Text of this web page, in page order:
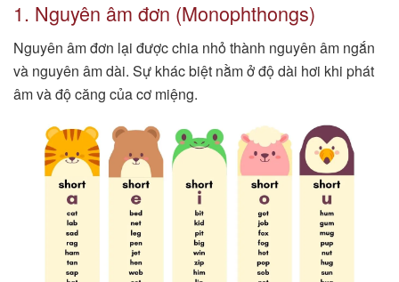
1. Nguyên âm đơn (Monophthongs)
Nguyên âm đơn lại được chia nhỏ thành nguyên âm ngắn
và nguyên âm dài. Sự khác biệt nằm ở độ dài hơi khi phát
âm và độ căng của cơ miệng.